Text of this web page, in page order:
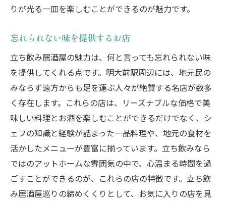
りが光る一皿を楽しむことができるのが魅力です。
忘れられない味を提供するお店
立ち飲み居酒屋の魅力は、何と言っても忘れられない味
を提供してくれる点です。明大前駅周辺には、地元民の
みならず遠方からも足を運ぶ人々が絶賛する名店が数多
く存在します。これらの店は、リーズナブルな価格で美
味しい料理とお酒を楽しむことができるだけでなく、シ
ェフの知識と経験が詰まった一品料理や、地元の食材を
活かしたメニューが豊富に揃っています。立ち飲みなら
ではのアットホームな雰囲気の中で、心温まる時間を過
ごすことができるのが、これらの店の特徴です。立ち飲
み居酒屋巡りの締めくくりとして、お気に入りの店を見